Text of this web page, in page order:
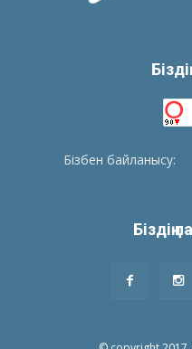
Бізбен байланысу:
Біздің